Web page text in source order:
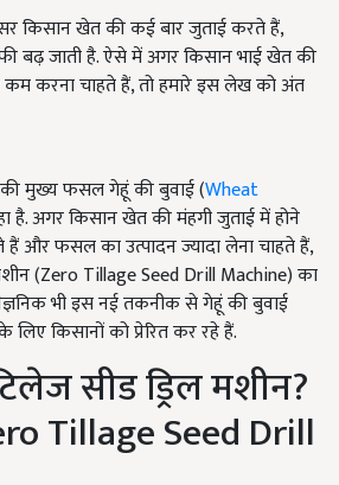
किसान खेत की कई बार जुताई करते हैं,
बढ़ जाती है. ऐसे में अगर किसान भाई खेत की
करना चाहते हैं, तो हमारे इस लेख को अंत
मुख्य फसल गेहूं की बुवाई (Wheat
है. अगर किसान खेत की मंहगी जुताई में होने
हैं और फसल का उत्पादन ज्यादा लेना चाहते हैं,
(Zero Tillage Seed Drill Machine) का
भी इस नई तकनीक से गेहूं की बुवाई
किसानों को प्रेरित कर रहे हैं.
सीड ड्रिल मशीन?
Tillage Seed Drill